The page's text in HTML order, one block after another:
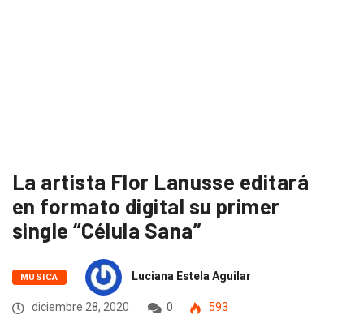
La artista Flor Lanusse editará
en formato digital su primer
single “Célula Sana”
MUSICA Luciana Estela Aguilar
diciembre 28, 2020 0
593